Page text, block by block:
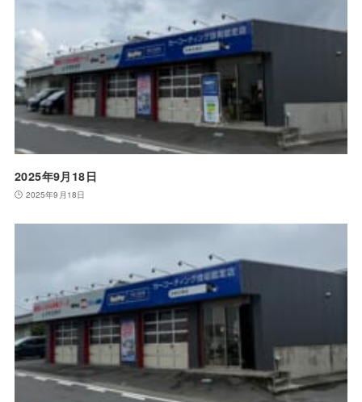
2025年9月18日
2025年9月18日